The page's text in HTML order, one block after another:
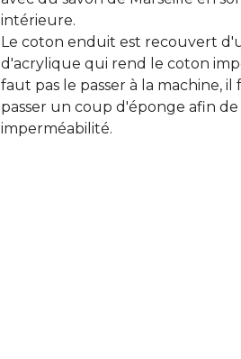
intérieure.
Le coton enduit est recouvert
d'acrylique qui rend le coton
faut pas le passer à la machine,
passer un coup d'éponge afin de
imperméabilité.